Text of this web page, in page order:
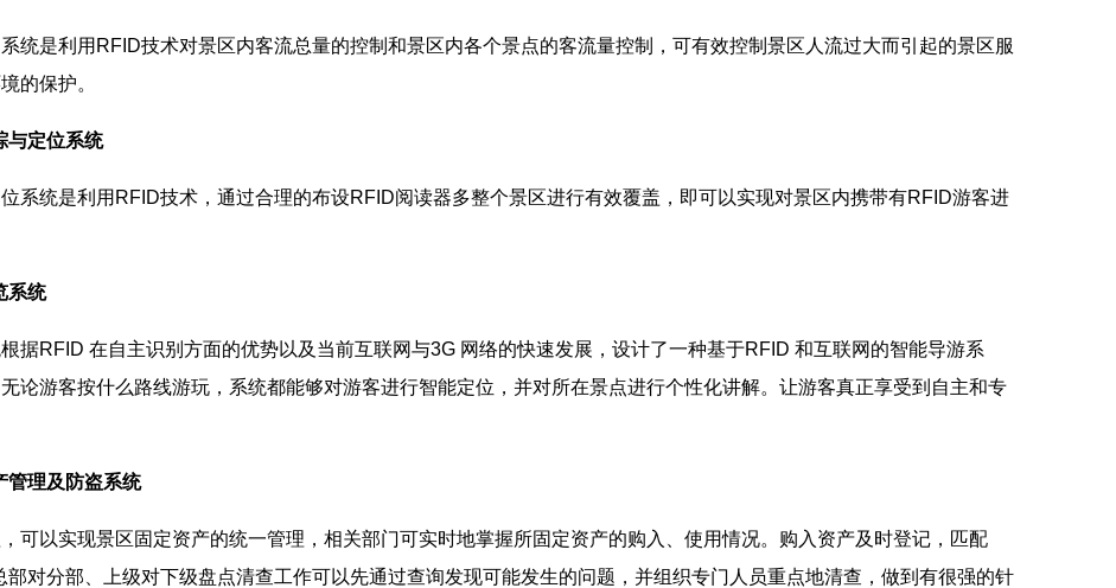
是利用RFID技术对景区内客流总量的控制和景区内各个景点的客流量控制，可有效控制景区人流过大而引起的景区服
的保护。
与定位系统
统是利用RFID技术，通过合理的布设RFID阅读器多整个景区进行有效覆盖，即可以实现对景区内携带有RFID游客进
系统
RFID 在自主识别方面的优势以及当前互联网与3G 网络的快速发展，设计了一种基于RFID 和互联网的智能导游系
论游客按什么路线游玩，系统都能够对游客进行智能定位，并对所在景点进行个性化讲解。让游客真正享受到自主和专
管理及防盗系统
以实现景区固定资产的统一管理，相关部门可实时地掌握所固定资产的购入、使用情况。购入资产及时登记，匹配
部对分部、上级对下级盘点清查工作可以先通过查询发现可能发生的问题，并组织专门人员重点地清查，做到有很强的针